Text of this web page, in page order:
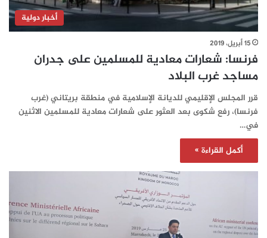
أخبار دولية
15 أبريل، 2019
فرنسا: شعارات معادية للمسلمين على جدران
مساجد غرب البلاد
قرر المجلس الإقليمي للديانة الإسلامية في منطقة بريتاني (غرب
فرنسا)، رفع شكوى بعد العثور على شعارات معادية للمسلمين الاثنين
في…
أكمل القراءة »